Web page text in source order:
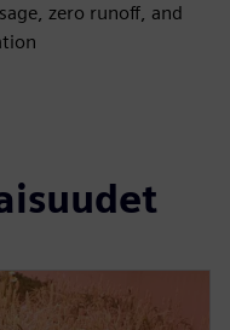
zero runoff, and